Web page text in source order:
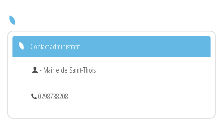
Contact administratif
- Mairie de Saint-Thois
0298738208